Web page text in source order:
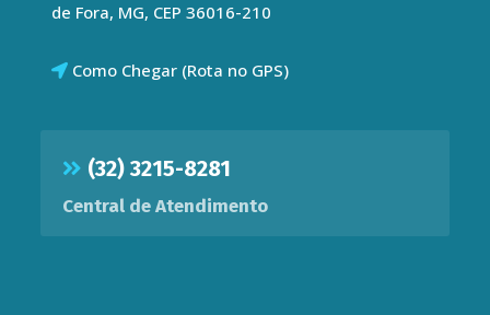
de Fora, MG, CEP 36016-210
Como Chegar (Rota no GPS)
(32) 3215-8281
Central de Atendimento